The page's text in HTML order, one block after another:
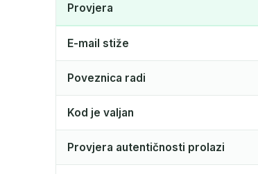
Provjera
E-mail stiže
Poveznica radi
Kod je valjan
Provjera autentičnosti prolazi